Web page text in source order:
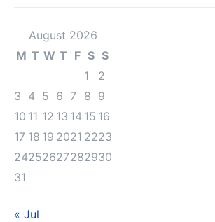
August 2026
M T W T F S S
1
2
3 4 5 6 7 8 9
10 11 12 13 14 15 16
17 18 19 2021 2223
24252627282930
31
« Jul